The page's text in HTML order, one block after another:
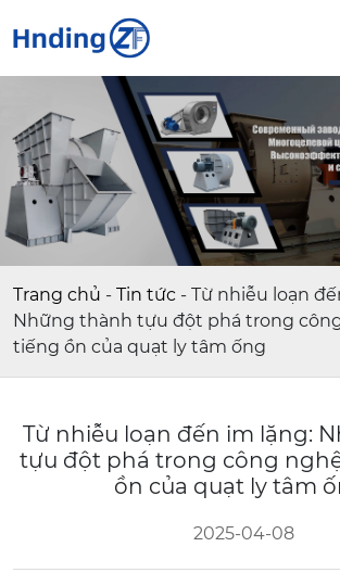
Trang chủ - Tin tức - Từ nhiễu loạn
Những thành tựu đột phá trong
tiếng ồn của quạt ly tâm ống
Từ nhiễu loạn đến im lặng:
tựu đột phá trong công
ồn của quạt ly tâm
2025-04-08